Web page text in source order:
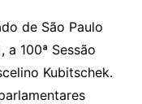
de São Paulo
a 100ª Sessão
Kubitschek.